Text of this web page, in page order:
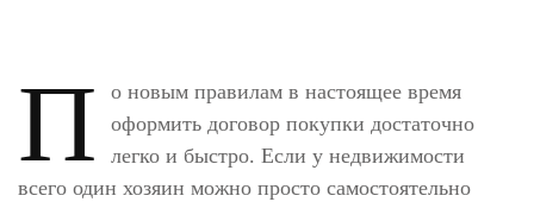
П
о новым правилам в настоящее время
оформить договор покупки достаточно
легко и быстро. Если у недвижимости
всего один хозяин можно просто самостоятельно